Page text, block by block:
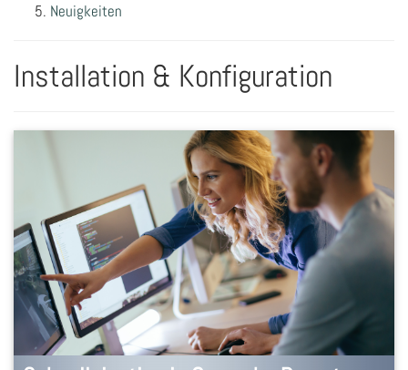
Neuigkeiten
Installation & Konfiguration